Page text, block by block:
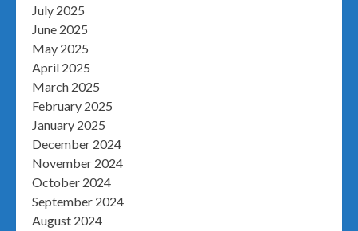
July 2025
June 2025
May 2025
April 2025
March 2025
February 2025
January 2025
December 2024
November 2024
October 2024
September 2024
August 2024